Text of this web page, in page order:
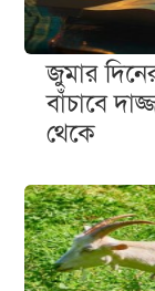
জুমার
বাঁচাবে
থেকে